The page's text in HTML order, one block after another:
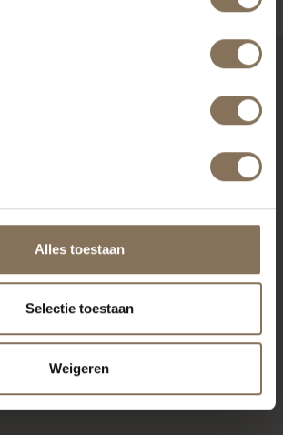
Alles toestaan
Selectie toestaan
Weigeren